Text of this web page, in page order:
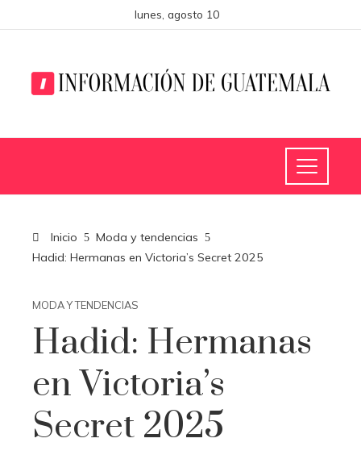
lunes, agosto 10
Inicio
Moda y tendencias
Hadid: Hermanas en Victoria’s Secret 2025
MODA Y TENDENCIAS
Hadid: Hermanas
en Victoria’s
Secret 2025